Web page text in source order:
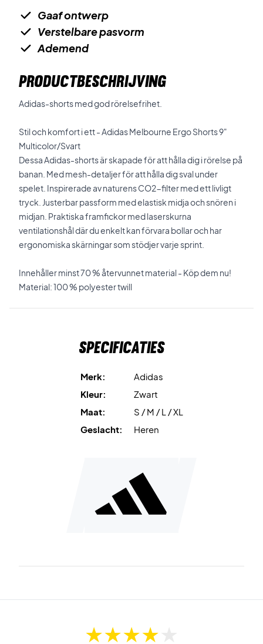
Gaaf ontwerp
Verstelbare pasvorm
Ademend
PRODUCTBESCHRIJVING
Adidas-shorts med god rörelsefrihet.
Stil och komfort i ett - Adidas Melbourne Ergo Shorts 9"
Multicolor/Svart
Dessa Adidas-shorts är skapade för att hålla dig i rörelse på
banan. Med mesh-detaljer för att hålla dig sval under
spelet. Inspirerade av naturens CO2-filter med ett livligt
tryck. Justerbar passform med elastisk midja och snören i
midjan. Praktiska framfickor med laserskurna
ventilationshål där du enkelt kan förvara bollar och har
ergonomiska skärningar som stödjer varje sprint.
Innehåller minst 70 % återvunnet material - Köp dem nu!
Material: 100 % polyester twill
Specificaties
Merk:
Adidas
Kleur:
Zwart
Maat:
S / M / L / XL
Geslacht:
Heren